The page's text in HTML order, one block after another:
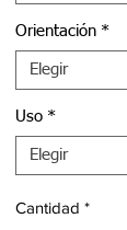
Orientación *
Uso *
Cantidad *